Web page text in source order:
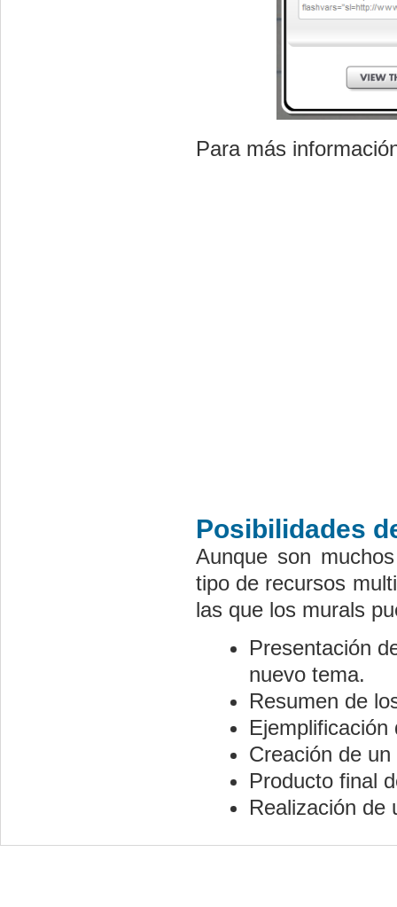
Para más
Posibilidades
Aunque son
tipo de recursos
las que los murals
Presentación
nuevo tema.
Resumen de
Ejemplificación
Creación de
Producto final
Realización